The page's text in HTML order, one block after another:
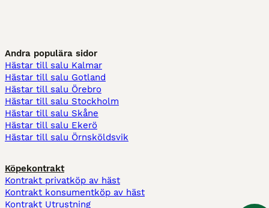
Andra populära sidor
Hästar till salu Kalmar
Hästar till salu Gotland
Hästar till salu Örebro
Hästar till salu Stockholm
Hästar till salu Skåne
Hästar till salu Ekerö
Hästar till salu Örnsköldsvik
Köpekontrakt
Kontrakt privatköp av häst
Kontrakt konsumentköp av häst
Kontrakt Utrustning